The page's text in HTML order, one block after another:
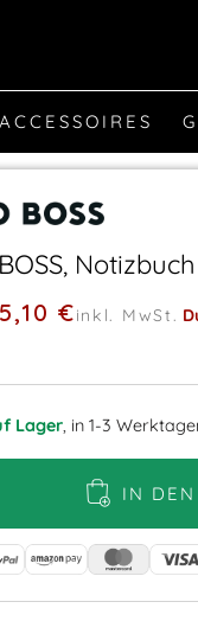
€inkl. MwSt.
Lager, in 1-3
IN DEN